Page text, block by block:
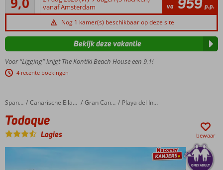
direct
aan
Mambo
Beach
Ruime deluxe 3-
kamerappartementen
Zelf
koken?
Of uit
eten?
101
beoordelingenvanaf Amsterdam
va
p.p.
Nog 1 kamer(s) beschikbaar op deze site
Voor “Ligging” krijgt The Kontiki Beach House een 9,1!
4 recente boekingen
Bekijk deze vakantie
Home Spanje Canarische Eilanden Gran Canaria Playa del Ingles
Todoque
Todoque
Logies bewaar